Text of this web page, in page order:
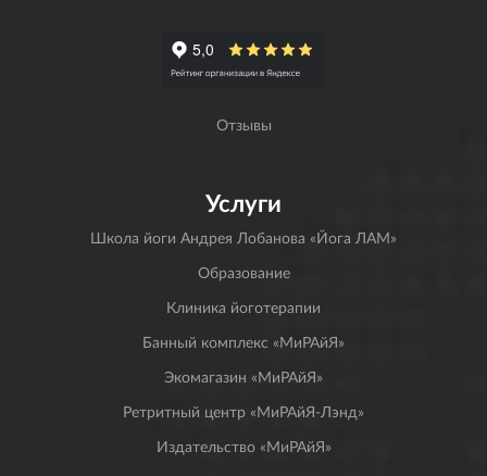
Отзывы
Услуги
Школа йоги Андрея Лобанова «Йога ЛАМ»
Образование
Клиника йоготерапии
Банный комплекс «МиРАйЯ»
Экомагазин «МиРАйЯ»
Ретритный центр «МиРАйЯ-Лэнд»
Издательство «МиРАйЯ»